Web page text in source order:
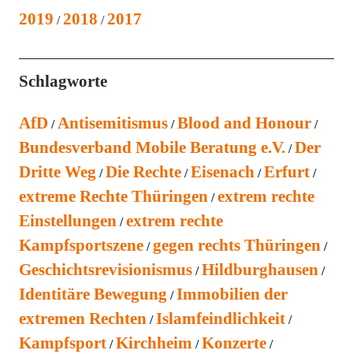
2019 2018 2017
Schlagworte
AfD Antisemitismus Blood and Honour
Bundesverband Mobile Beratung e.V. Der
Dritte Weg Die Rechte Eisenach Erfurt
extreme Rechte Thüringen extrem rechte
Einstellungen extrem rechte
Kampfsportszene gegen rechts Thüringen
Geschichtsrevisionismus Hildburghausen
Identitäre Bewegung Immobilien der
extremen Rechten Islamfeindlichkeit
Kampfsport Kirchheim Konzerte